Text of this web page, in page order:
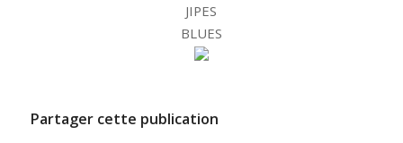
JIPES
BLUES
Partager cette publication